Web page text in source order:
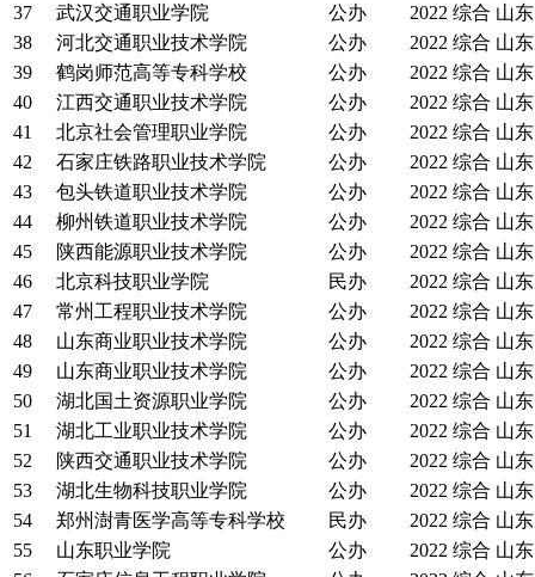
37
武汉交通职业学院 公办 2022 综合 山东
38
河北交通职业技术学院 公办 2022 综合 山东
39
鹤岗师范高等专科学校 公办 2022 综合 山东
40
江西交通职业技术学院 公办 2022 综合 山东
41
北京社会管理职业学院 公办 2022 综合 山东
42
石家庄铁路职业技术学院 公办 2022 综合 山东
43
包头铁道职业技术学院 公办 2022 综合 山东
44
柳州铁道职业技术学院 公办 2022 综合 山东
45
陕西能源职业技术学院 公办 2022 综合 山东
46
北京科技职业学院 民办 2022 综合 山东
47
常州工程职业技术学院 公办 2022 综合 山东
48
山东商业职业技术学院 公办 2022 综合 山东
49
山东商业职业技术学院 公办 2022 综合 山东
50
湖北国土资源职业学院 公办 2022 综合 山东
51
湖北工业职业技术学院 公办 2022 综合 山东
52
陕西交通职业技术学院 公办 2022 综合 山东
53
湖北生物科技职业学院 公办 2022 综合 山东
54
郑州澍青医学高等专科学校 民办 2022 综合 山东
55
山东职业学院 公办 2022 综合 山东